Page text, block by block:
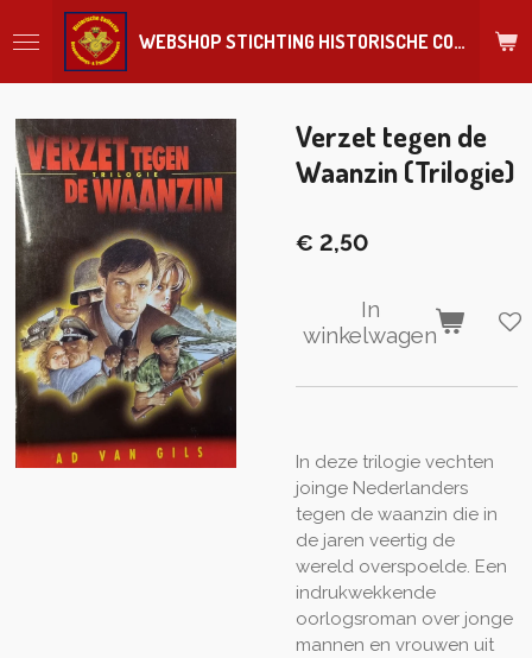
direct
hoofdinhoud
WEBSHOP STICHTING HISTORISCHE COLLECTIE REGIMENT
Verzet tegen de
Waanzin (Trilogie)
€ 2,50
In
winkelwagen
In deze trilogie vechten
joinge Nederlanders
tegen de waanzin die in
de jaren veertig de
wereld overspoelde. Een
indrukwekkende
oorlogsroman over jonge
mannen en vrouwen uit